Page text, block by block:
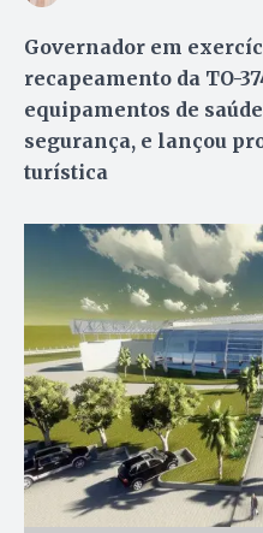
Governador em
recapeamento da TO-
equipamentos de
segurança, e lançou
turística